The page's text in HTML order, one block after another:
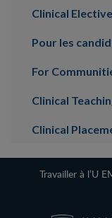
Clinical
Pour les
For
Clinical
Clinical
Travailler à l’U